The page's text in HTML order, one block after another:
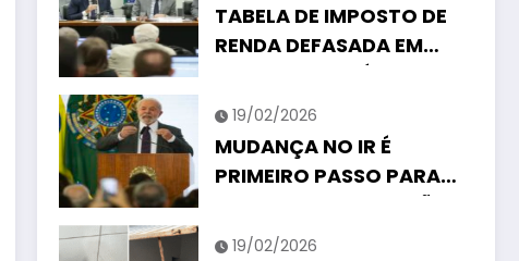
MUDANÇA NO IR É PRIMEIRO PASSO
PARA CORRIGIR TRIBUTAÇÃO
EXTORSIVA
O presidente Luiz Inácio Lula da Silva
encaminhou ao Congresso, no último dia 18, o
Projeto de Lei que isenta…
TABELA DE IMPOSTO DE
RENDA DEFASADA EM
154,67% CORRÓI
QUALQUER MELHORIA DE
19/02/2026
MUDANÇA NO IR É
PRIMEIRO PASSO PARA
CORRIGIR TRIBUTAÇÃO
EXTORSIVA
19/02/2026